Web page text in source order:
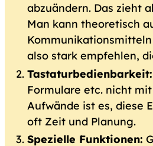
abzuändern. Das zieht
Man kann theoretisch
also stark empfehlen,
Tastaturbedienbarkeit:
Formulare etc. nicht
Aufwände ist es, diese
oft Zeit und Planung.
Spezielle Funktionen: